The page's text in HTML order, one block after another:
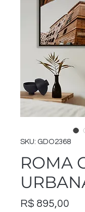
SKU: GDO2368
ROMA
R$ 895,00